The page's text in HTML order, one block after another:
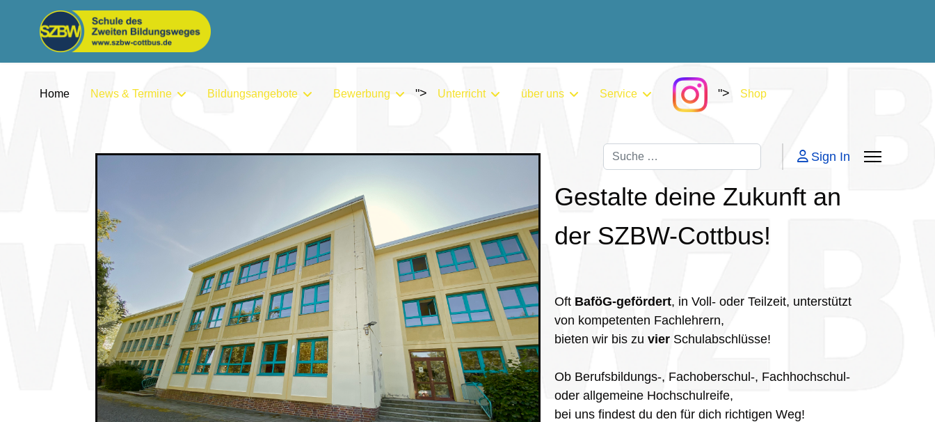
Home News & Termine Bildungsangebote Bewerbung "> Unterricht über uns Service "> Shop
Suchen Sign In
Gestalte deine Zukunft an
der SZBW-Cottbus!
Oft BaföG-gefördert, in Voll- oder Teilzeit, unterstützt
von kompetenten Fachlehrern,
bieten wir bis zu vier Schulabschlüsse!
Ob Berufsbildungs-, Fachoberschul-, Fachhochschul-
oder allgemeine Hochschulreife,
bei uns findest du den für dich richtigen Weg!